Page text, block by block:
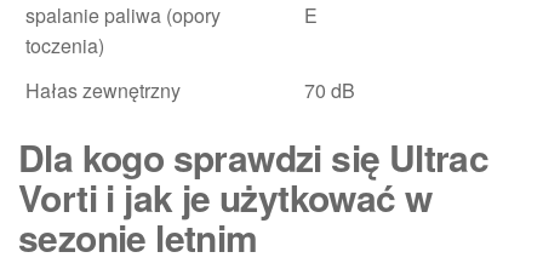
spalanie paliwa (opory
toczenia)
E
Hałas zewnętrzny 70 dB
Dla kogo sprawdzi się Ultrac
Vorti i jak je użytkować w
sezonie letnim